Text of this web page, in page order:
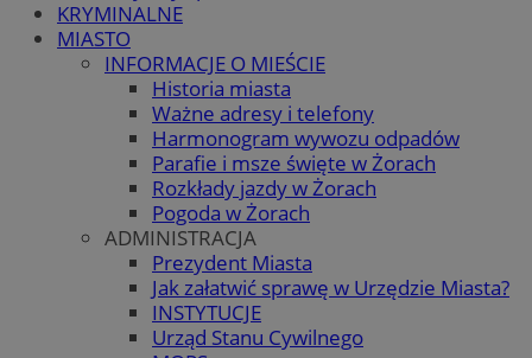
KRYMINALNE
MIASTO
INFORMACJE O MIEŚCIE
Historia miasta
Ważne adresy i telefony
Harmonogram wywozu odpadów
Parafie i msze święte w Żorach
Rozkłady jazdy w Żorach
Pogoda w Żorach
ADMINISTRACJA
Prezydent Miasta
Jak załatwić sprawę w Urzędzie Miasta?
INSTYTUCJE
Urząd Stanu Cywilnego